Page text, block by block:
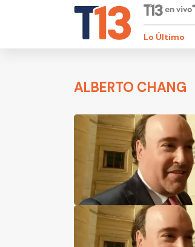
Lo Último
ALBERTO CHANG